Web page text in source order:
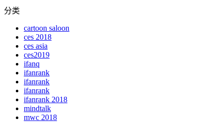
分类
cartoon saloon
ces 2018
ces asia
ces2019
ifanq
ifanrank
ifanrank
ifanrank
ifanrank 2018
mindtalk
mwc 2018